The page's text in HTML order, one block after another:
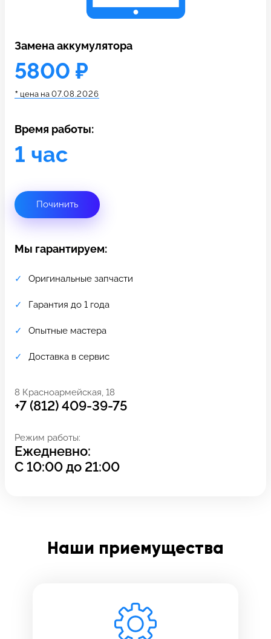
c 10:00 до 21:00
Связаться с нами
Замена аккумулятора
5800 ₽
* цена на 07.08.2026
Время работы:
1 час
Починить
Мы гарантируем:
Оригинальные запчасти
Гарантия до 1 года
Опытные мастера
Доставка в сервис
8 Красноармейская, 18
+7 (812) 409-39-75
Режим работы:
Ежедневно:
С10:00до 21:00
Наши приемущества
Задать вопрос
Отправить
Оставьте свой
Заполните все необходимые поля